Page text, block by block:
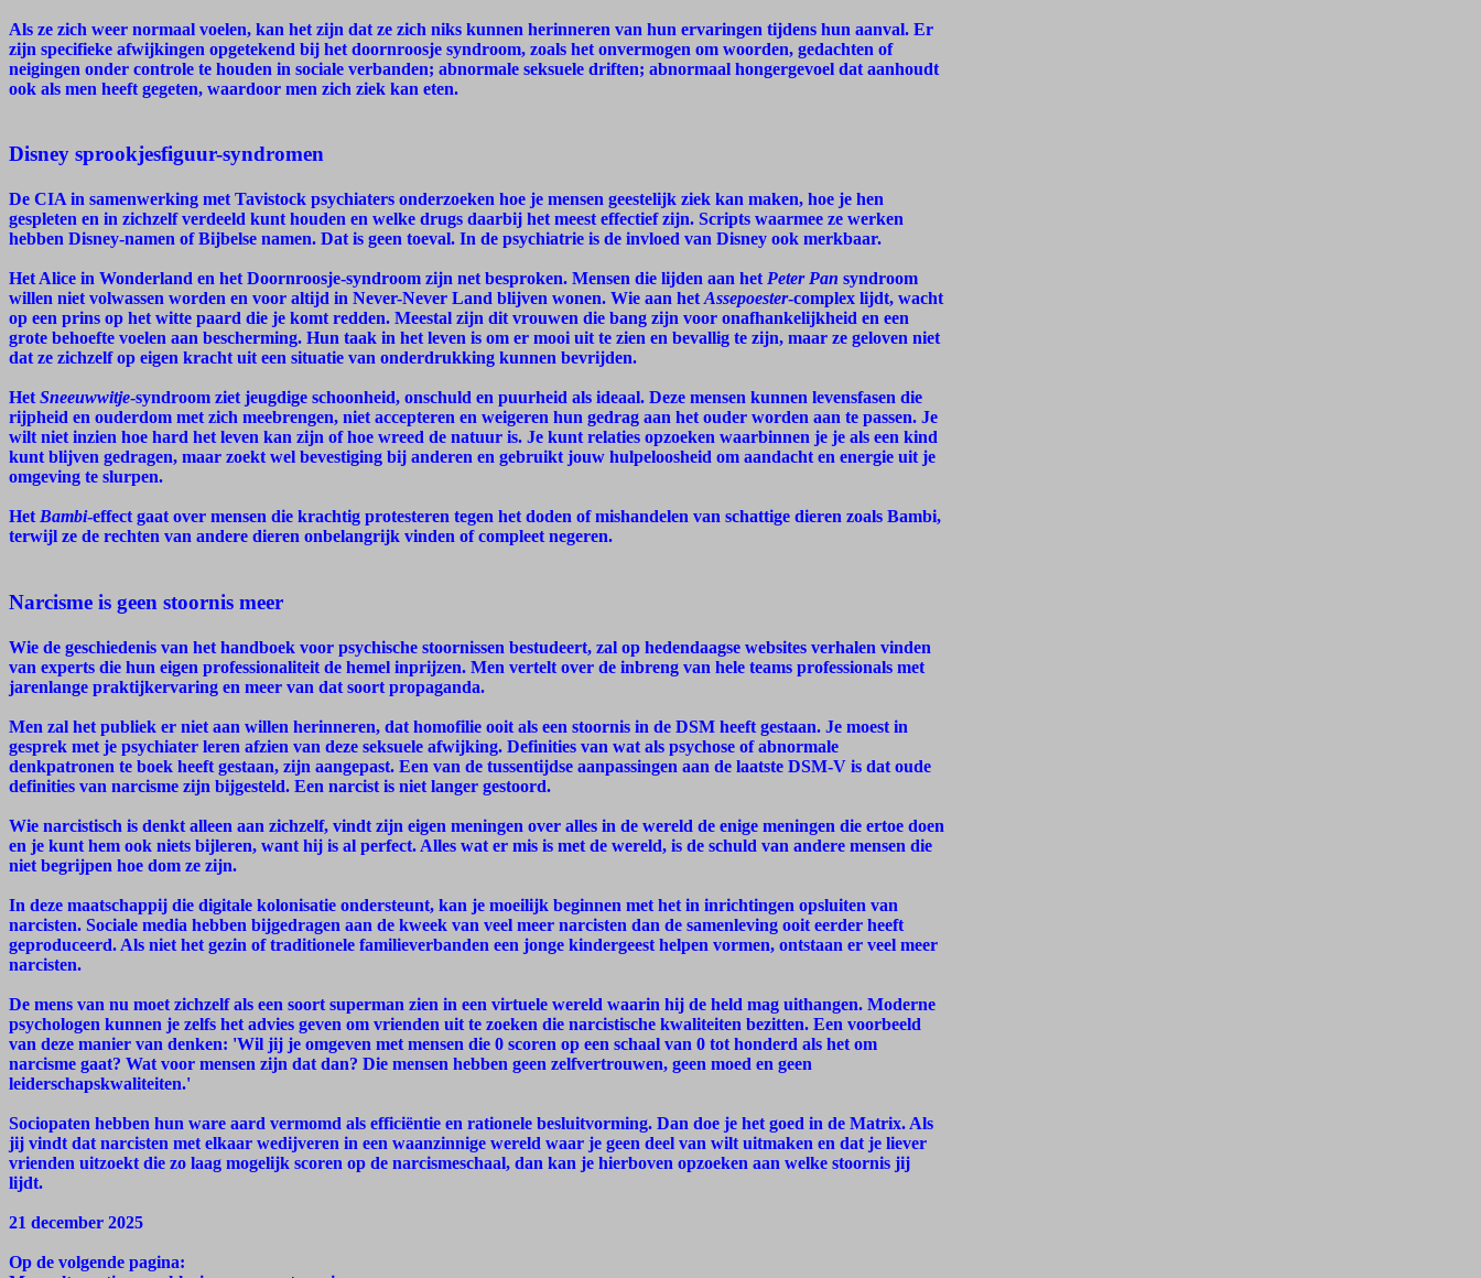
Als ze zich weer normaal voelen, kan het zijn dat ze zich niks kunnen herinneren van hun ervaringen tijdens hun aanval. Er
zijn specifieke afwijkingen opgetekend bij het doornroosje syndroom, zoals het onvermogen om woorden, gedachten of
neigingen onder controle te houden in sociale verbanden; abnormale seksuele driften; abnormaal hongergevoel dat aanhoudt
ook als men heeft gegeten, waardoor men zich ziek kan eten.
Disney sprookjesfiguur-syndromen
De CIA in samenwerking met Tavistock psychiaters onderzoeken hoe je mensen geestelijk ziek kan maken, hoe je hen
gespleten en in zichzelf verdeeld kunt houden en welke drugs daarbij het meest effectief zijn. Scripts waarmee ze werken
hebben Disney-namen of Bijbelse namen. Dat is geen toeval. In de psychiatrie is de invloed van Disney ook merkbaar.
Het Alice in Wonderland en het Doornroosje-syndroom zijn net besproken. Mensen die lijden aan het Peter Pan syndroom
willen niet volwassen worden en voor altijd in Never-Never Land blijven wonen. Wie aan het Assepoester-complex lijdt, wacht
op een prins op het witte paard die je komt redden. Meestal zijn dit vrouwen die bang zijn voor onafhankelijkheid en een
grote behoefte voelen aan bescherming. Hun taak in het leven is om er mooi uit te zien en bevallig te zijn, maar ze geloven niet
dat ze zichzelf op eigen kracht uit een situatie van onderdrukking kunnen bevrijden.
Het Sneeuwwitje-syndroom ziet jeugdige schoonheid, onschuld en puurheid als ideaal. Deze mensen kunnen levensfasen die
rijpheid en ouderdom met zich meebrengen, niet accepteren en weigeren hun gedrag aan het ouder worden aan te passen. Je
wilt niet inzien hoe hard het leven kan zijn of hoe wreed de natuur is. Je kunt relaties opzoeken waarbinnen je je als een kind
kunt blijven gedragen, maar zoekt wel bevestiging bij anderen en gebruikt jouw hulpeloosheid om aandacht en energie uit je
omgeving te slurpen.
Het Bambi-effect gaat over mensen die krachtig protesteren tegen het doden of mishandelen van schattige dieren zoals Bambi,
terwijl ze de rechten van andere dieren onbelangrijk vinden of compleet negeren.
Narcisme is geen stoornis meer
Wie de geschiedenis van het handboek voor psychische stoornissen bestudeert, zal op hedendaagse websites verhalen vinden
van experts die hun eigen professionaliteit de hemel inprijzen. Men vertelt over de inbreng van hele teams professionals met
jarenlange praktijkervaring en meer van dat soort propaganda.
Men zal het publiek er niet aan willen herinneren, dat homofilie ooit als een stoornis in de DSM heeft gestaan. Je moest in
gesprek met je psychiater leren afzien van deze seksuele afwijking. Definities van wat als psychose of abnormale
denkpatronen te boek heeft gestaan, zijn aangepast. Een van de tussentijdse aanpassingen aan de laatste DSM-V is dat oude
definities van narcisme zijn bijgesteld. Een narcist is niet langer gestoord.
Wie narcistisch is denkt alleen aan zichzelf, vindt zijn eigen meningen over alles in de wereld de enige meningen die ertoe doen
en je kunt hem ook niets bijleren, want hij is al perfect. Alles wat er mis is met de wereld, is de schuld van andere mensen die
niet begrijpen hoe dom ze zijn.
In deze maatschappij die digitale kolonisatie ondersteunt, kan je moeilijk beginnen met het in inrichtingen opsluiten van
narcisten. Sociale media hebben bijgedragen aan de kweek van veel meer narcisten dan de samenleving ooit eerder heeft
geproduceerd. Als niet het gezin of traditionele familieverbanden een jonge kindergeest helpen vormen, ontstaan er veel meer
narcisten.
De mens van nu moet zichzelf als een soort superman zien in een virtuele wereld waarin hij de held mag uithangen. Moderne
psychologen kunnen je zelfs het advies geven om vrienden uit te zoeken die narcistische kwaliteiten bezitten. Een voorbeeld
van deze manier van denken: 'Wil jij je omgeven met mensen die 0 scoren op een schaal van 0 tot honderd als het om
narcisme gaat? Wat voor mensen zijn dat dan? Die mensen hebben geen zelfvertrouwen, geen moed en geen
leiderschapskwaliteiten.'
Sociopaten hebben hun ware aard vermomd als efficiëntie en rationele besluitvorming. Dan doe je het goed in de Matrix. Als
jij vindt dat narcisten met elkaar wedijveren in een waanzinnige wereld waar je geen deel van wilt uitmaken en dat je liever
vrienden uitzoekt die zo laag mogelijk scoren op de narcismeschaal, dan kan je hierboven opzoeken aan welke stoornis jij
lijdt.
21 december 2025
Op de volgende pagina: